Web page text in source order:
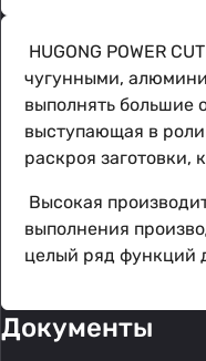
HUGONG POWER
чугунными,
выполнять большие
выступающая в роли
раскроя заготовки,
Высокая
выполнения
целый ряд функций
Документы